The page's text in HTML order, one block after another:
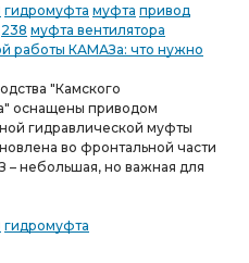
гидромуфта муфта привод
238 муфта вентилятора
работы КАМАЗа: что нужно
"Камского
оснащены приводом
гидравлической муфты
во фронтальной части
– небольшая, но важная для
гидромуфта